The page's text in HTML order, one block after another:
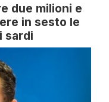
due milioni e
in sesto le
sardi